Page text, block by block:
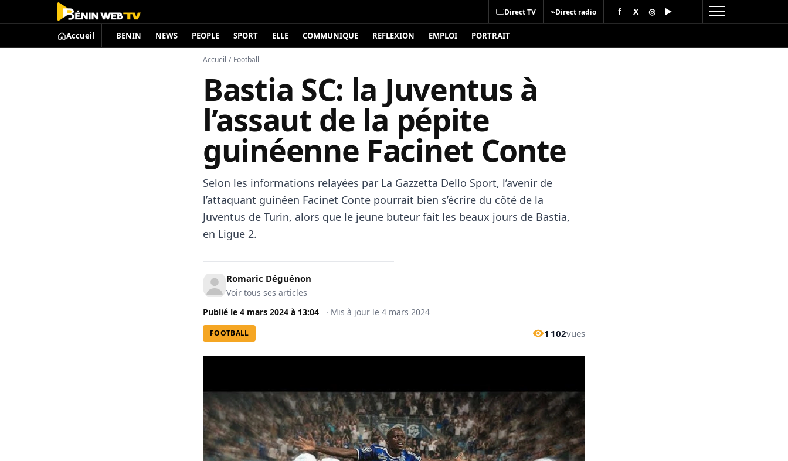
Direct TV ⌁Direct radio f X ◎ ▶
Accueil BENIN NEWS PEOPLE SPORT ELLE COMMUNIQUE REFLEXION EMPLOI PORTRAIT
Accueil / Football
Bastia SC: la Juventus à
l’assaut de la pépite
guinéenne Facinet Conte
Selon les informations relayées par La Gazzetta Dello Sport, l’avenir de
l’attaquant guinéen Facinet Conte pourrait bien s’écrire du côté de la
Juventus de Turin, alors que le jeune buteur fait les beaux jours de Bastia,
en Ligue 2.
Romaric Déguénon
Voir tous ses articles
Publié le 4 mars 2024 à 13:04 · Mis à jour le 4 mars 2024
FOOTBALL 1 102vues